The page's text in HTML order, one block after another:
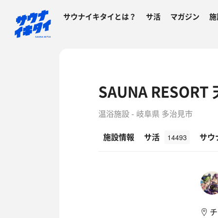
サウナイキタイとは？ サ活 マガジン
SAUNA RESORT
温浴施設 - 岐阜県 多治見市
施設情報
サ活 14493 サウ